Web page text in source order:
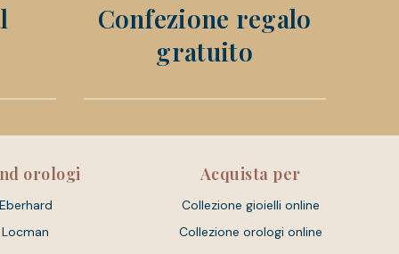
Confezione regalo
gratuito
orologi
Locman
Acquista per
Collezione gioielli online
Collezione orologi online